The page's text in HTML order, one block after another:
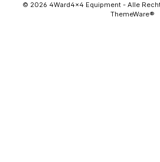
© 2026 4Ward4x4 Equipment - Alle
ThemeWare®